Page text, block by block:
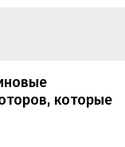
которые